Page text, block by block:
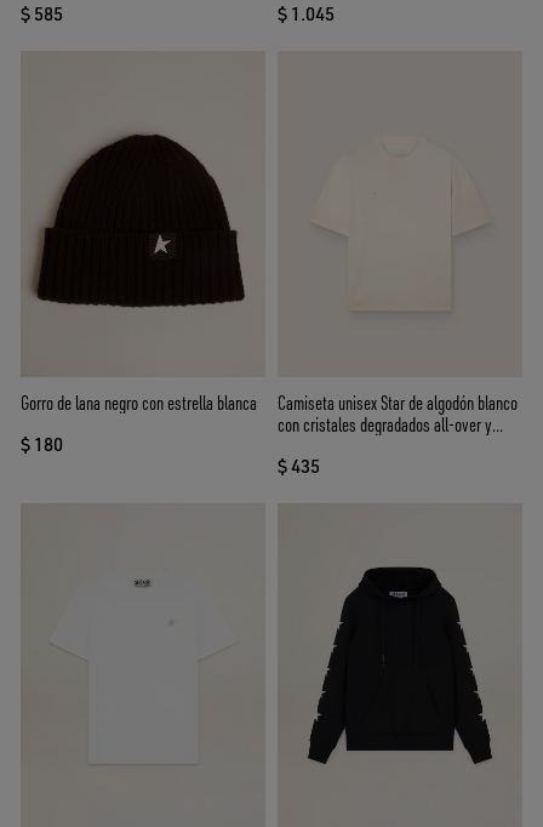
$ 585 $ 1.045
Gorro de lana negro con estrella blanca
$ 180
Camiseta unisex Star de algodón blanco
con cristales degradados all-over y
$ 435